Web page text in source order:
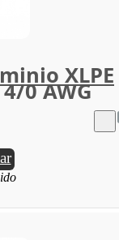
XLPE
4/0 AWG